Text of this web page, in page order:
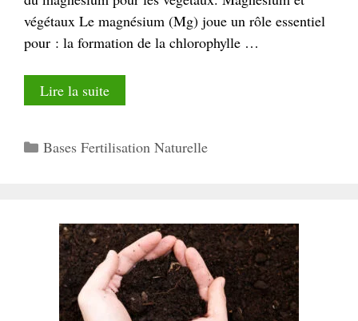
végétaux Le magnésium (Mg) joue un rôle essentiel
pour : la formation de la chlorophylle …
Lire la suite
Catégories
Bases Fertilisation Naturelle